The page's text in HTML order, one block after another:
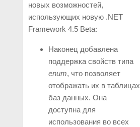
новых возможностей,
использующих новую .NET
Framework 4.5 Beta:
Наконец добавлена
поддержка свойств типа
enum, что позволяет
отображать их в таблицах
баз данных. Она
доступна для
использования во всех